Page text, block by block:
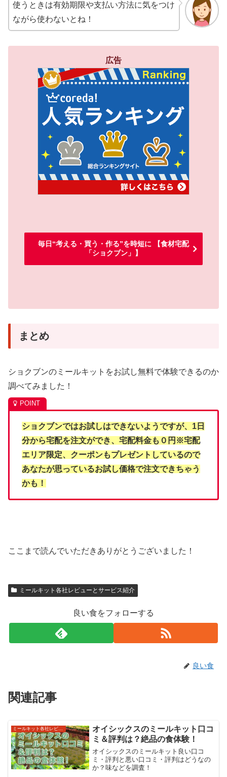
使うときは有効期限や支払い方法に気をつけ
ながら使わないとね！
広告
毎日“考える・買う・作る”を時短に 【食材宅配
「ショクブン」】
まとめ
ショクブンのミールキットをお試し無料で体験できるのか
調べてみました！
ショクブンではお試しはできないようですが、1日
分から宅配を注文ができ、宅配料金も０円※宅配
エリア限定、クーポンもプレゼントしているので
あなたが思っているお試し価格で注文できちゃう
かも！
ここまで読んでいただきありがとうございました！
ミールキット各社レビューとサービス紹介
良い食をフォローする
良い食
関連記事
オイシックスのミールキット口コ
ミ＆評判は？絶品の食体験！
オイシックスのミールキット良い口コ
ミ・評判と悪い口コミ・評判はどうなの
か？味などを調査！